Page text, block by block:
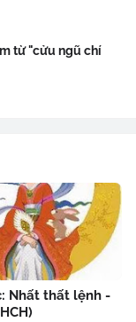
từ "cửu ngũ chí
Nhất thất lệnh -